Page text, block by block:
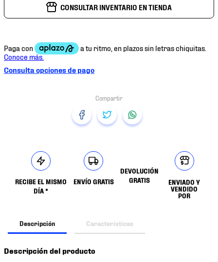
CONSULTAR INVENTARIO EN TIENDA
Consulta opciones de pago
RECIBE EL MISMO
DÍA *
ENVÍO GRATIS
DEVOLUCIÓN
GRATIS
ENVIADO Y
VENDIDO
POR
Descripción Características
Descripción del producto